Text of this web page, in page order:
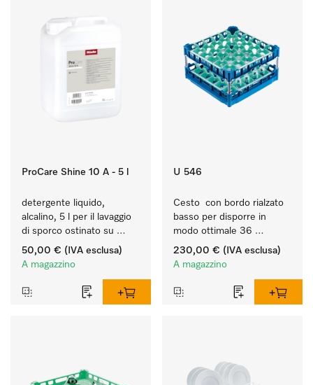
ProCare Shine 10 A - 5 l
detergente liquido,
alcalino, 5 l per il lavaggio
di sporco ostinato su
stoviglie, posate e
bicchieri.
50,00 € (IVA esclusa)
A magazzino
U 546
Cesto  con bordo rialzato
basso per disporre in
modo ottimale 36
bicchieri fino a 23 cm.
230,00 € (IVA esclusa)
A magazzino